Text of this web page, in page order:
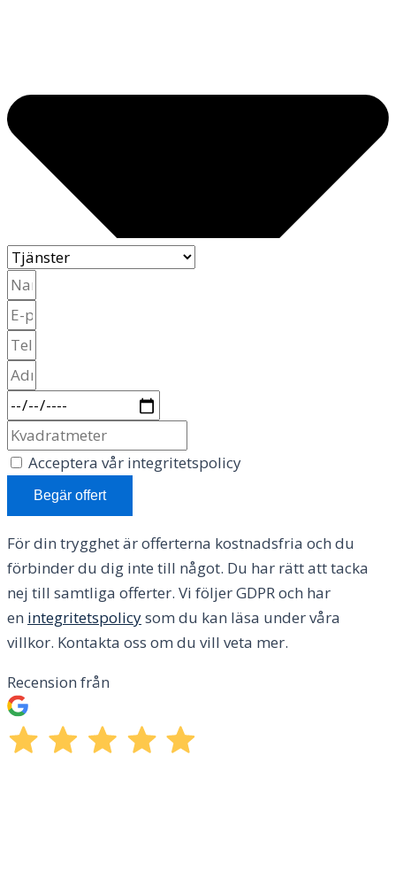
Acceptera vår integritetspolicy
Begär offert
För din trygghet är offerterna kostnadsfria och du
förbinder du dig inte till något. Du har rätt att tacka
nej till samtliga offerter. Vi följer GDPR och har
en integritetspolicysom du kan läsa under våra
villkor. Kontakta oss om du vill veta mer.
Recension från